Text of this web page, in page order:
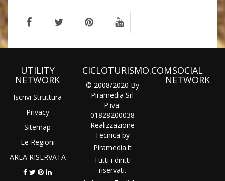
UTILITY
NETWORK
Iscrivi Struttura
Privacy
Sitemap
Le Regioni
AREA RISERVATA
CICLOTURISMO.COM
© 2008/2020 By
Piramedia Srl
P.iva:
01828200038
Realizzazione
Tecnica by
Piramedia.it
Tutti i diritti
riservati.
SOCIAL
NETWORK